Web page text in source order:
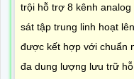
trội hỗ trợ 8 kênh
sát tập trung linh hoạt
được kết hợp với chuẩn
đa dung lượng lưu trữ